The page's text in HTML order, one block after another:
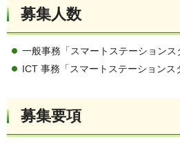
募集人数
一般事務「スマートステーションス
ICT 事務「スマートステーションス
募集要項